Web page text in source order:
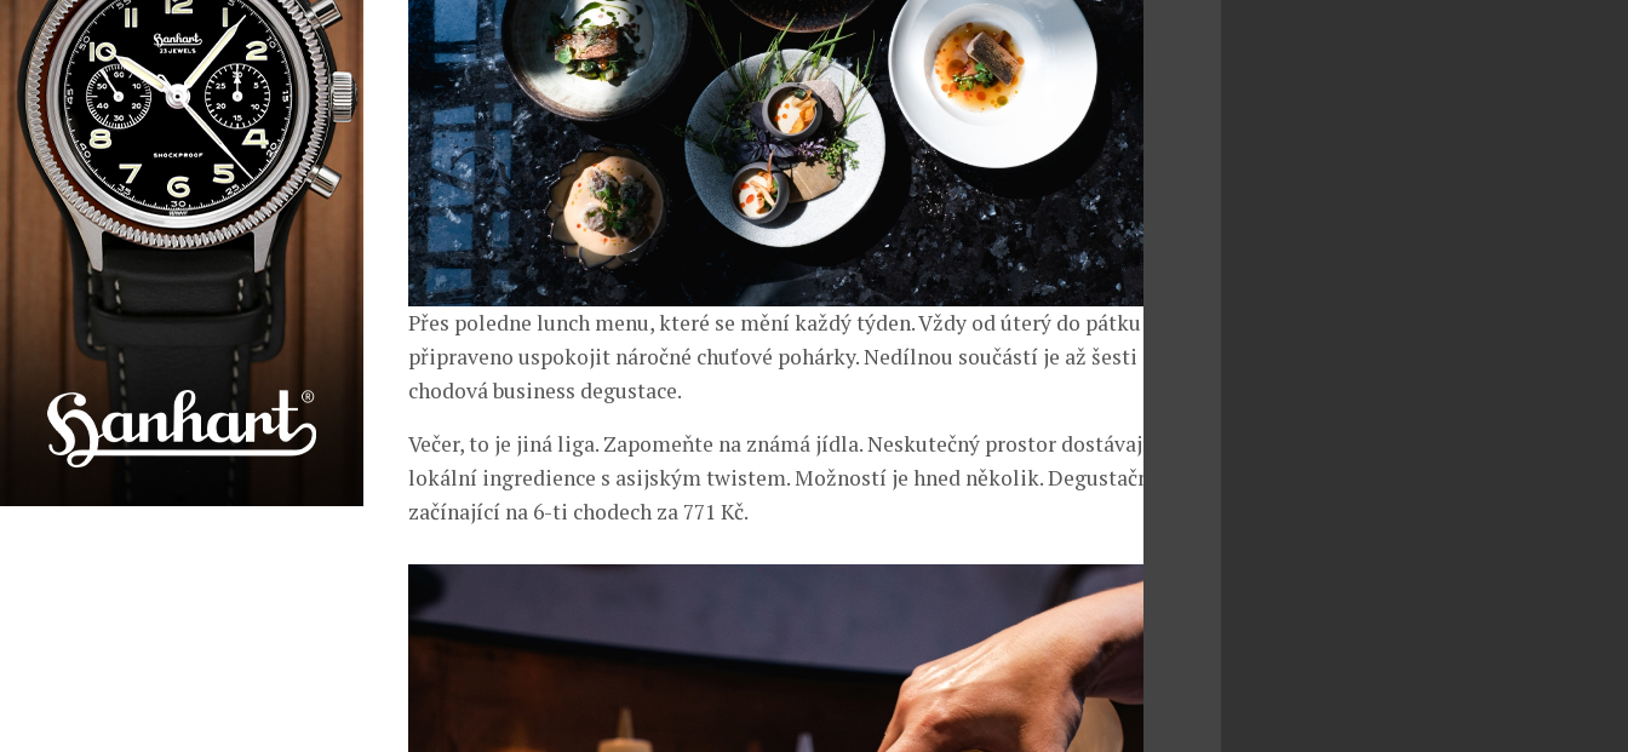
Přes poledne lunch menu, které se mění každý týden. Vždy od úterý do pátku je
připraveno uspokojit náročné chuťové pohárky. Nedílnou součástí je až šesti
chodová business degustace.
Večer, to je jiná liga. Zapomeňte na známá jídla. Neskutečný prostor dostávají
lokální ingredience s asijským twistem. Možností je hned několik. Degustační menu
začínající na 6-ti chodech za 771 Kč.